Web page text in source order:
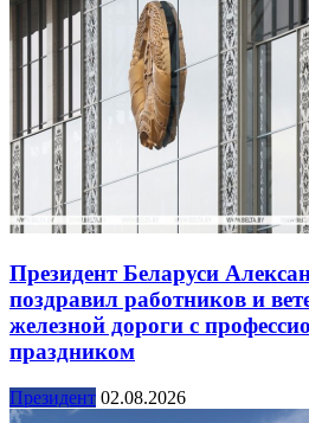
Президент Беларуси
поздравил работников и
железной дороги с
праздником
Президент 02.08.2026